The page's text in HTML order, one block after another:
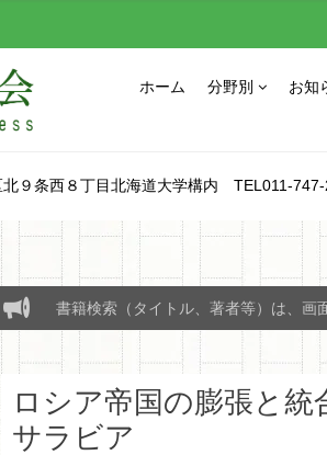
ホーム 分野別 お知
９条西８丁目北海道大学構内 TEL011-
書籍検索（タイトル、著者等）は、画
ロシア帝国の膨張と
サラビア